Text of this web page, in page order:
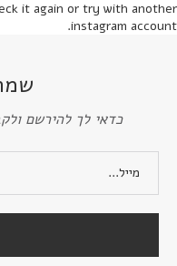
it again or try with another
instagram account.
כדאי לך להירשם